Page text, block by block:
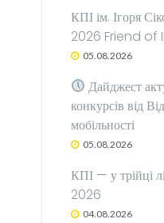
КПІ ім. Ігоря
2026 Friend of
05.08.2026
Дайджест
конкурсів від
мобільності
05.08.2026
КПІ — у трійці
2026
04.08.2026